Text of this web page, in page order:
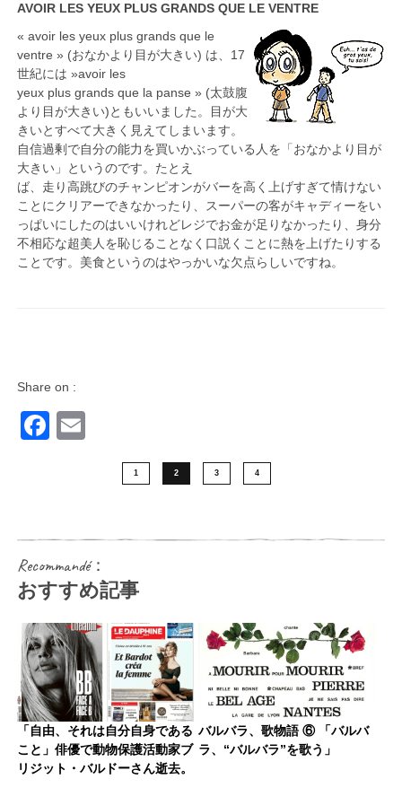
AVOIR LES YEUX PLUS GRANDS QUE LE VENTRE
« avoir les yeux plus grands que le
ventre » (おなかより目が大きい) は、17
世紀には »avoir les
yeux plus grands que la panse » (太鼓腹
より目が大きい)ともいいました。目が大
きいとすべて大きく見えてしまいます。
自信過剰で自分の能力を買いかぶっている人を「おなかより目が
大きい」というのです。たとえ
ば、走り高跳びのチャンピオンがバーを高く上げすぎて情けない
ことにクリアーできなかったり、スーパーの客がキャディーをい
っぱいにしたのはいいけれどレジでお金が足りなかったり、身分
不相応な超美人を恥じることなく口説くことに熱を上げたりする
ことです。美食というのはやっかいな欠点らしいですね。
Share on :
Facebook
1 2 3 4
Recommandé：
おすすめ記事
「自由、それは自分自身である
こと」俳優で動物保護活動家ブ
リジット・バルドーさん逝去。
バルバラ、歌物語 ⑥ 「バルバ
ラ、“バルバラ”を歌う」